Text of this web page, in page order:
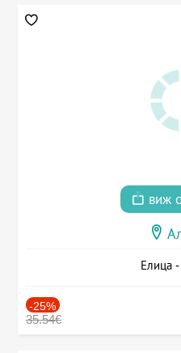
виж
Елица
-25%
35.54€